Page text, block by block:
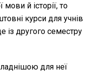
й історії, то
курси для учнів
із другого семестру
для неї